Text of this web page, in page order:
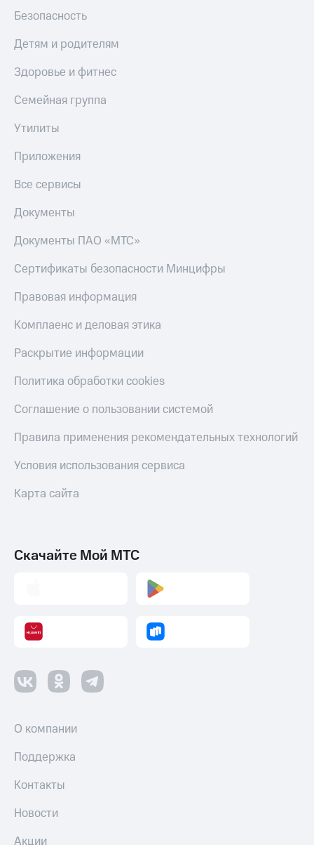
Безопасность
Детям и родителям
Здоровье и фитнес
Семейная группа
Утилиты
Приложения
Все сервисы
Документы
Документы ПАО «МТС»
Сертификаты безопасности Минцифры
Правовая информация
Комплаенс и деловая этика
Раскрытие информации
Политика обработки cookies
Соглашение о пользовании системой
Правила применения рекомендательных технологий
Условия использования сервиса
Карта сайта
Скачайте Мой МТС
О компании
Поддержка
Контакты
Новости
Акции